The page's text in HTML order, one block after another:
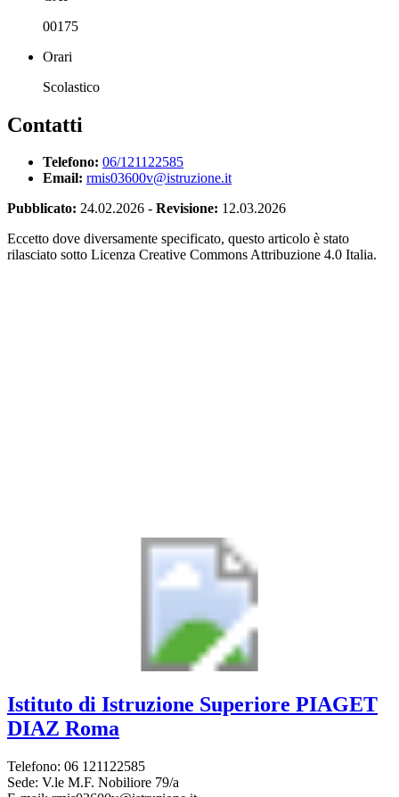
00175
Orari
Scolastico
Contatti
Telefono: 06/121122585
Email: rmis03600v@istruzione.it
Pubblicato: 24.02.2026 - Revisione: 12.03.2026
Eccetto dove diversamente specificato, questo articolo è stato
rilasciato sotto Licenza Creative Commons Attribuzione 4.0 Italia.
Istituto di Istruzione Superiore PIAGET
DIAZ Roma
Telefono: 06 121122585
Sede: V.le M.F. Nobiliore 79/a